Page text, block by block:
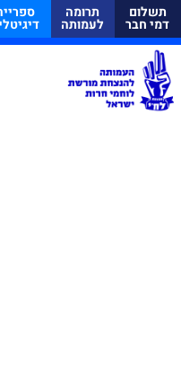
תשלום
דמי חבר
תרומה
לעמותה